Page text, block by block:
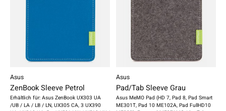
Asus
ZenBook Sleeve Petrol
Erhältlich für: Asus ZenBook UX303 UA
/UB / LA / LB / LN, UX305 CA, 3 UX390
Asus
Pad/Tab Sleeve Grau
Asus MeMO Pad (HD 7, Pad 8, Pad Smart
ME301T, Pad 10 ME102A, Pad FullHD10